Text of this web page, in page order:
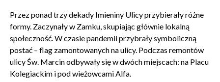
Przez ponad trzy dekady Imieniny Ulicy przybierały różne
formy. Zaczynały w Zamku, skupiając głównie lokalną
społeczność. W czasie pandemii przybrały symboliczną
postać – flag zamontowanych na ulicy. Podczas remontów
ulicy Św. Marcin odbywały się w dwóch miejscach: na Placu
Kolegiackim i pod wieżowcami Alfa.